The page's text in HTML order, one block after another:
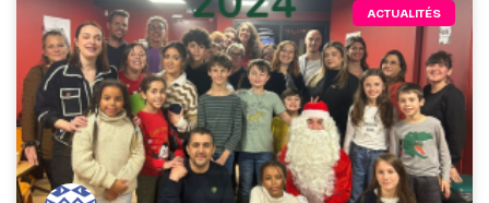
ACTUALITÉS